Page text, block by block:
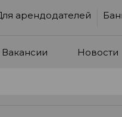
арендодателей
Вакансии Новости